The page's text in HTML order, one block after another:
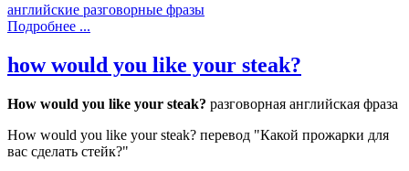
английские разговорные фразы
Подробнее ...
how would you like your steak?
How would you like your steak? разговорная английская фраза
How would you like your steak? перевод "Какой прожарки для
вас сделать стейк?"